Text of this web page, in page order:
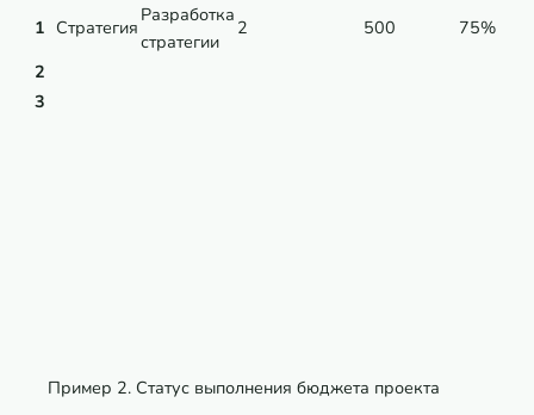
1 Стратегия
Разработка
стратегии
2 500
75%
2
3
Пример 2. Статус выполнения бюджета проекта